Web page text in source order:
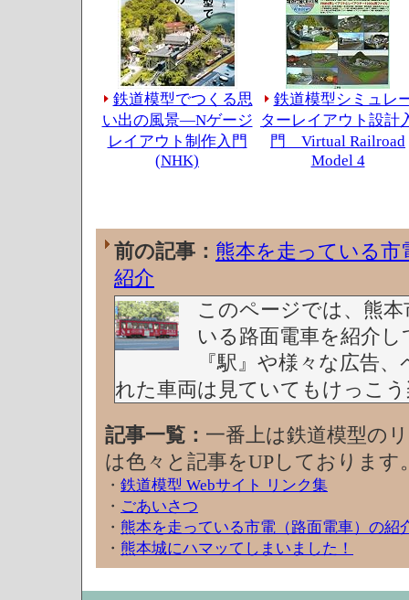
鉄道模型でつくる思
い出の風景―Nゲージ
レイアウト制作入門
(NHK)
鉄道模型シミュレ
ターレイアウト設計
門 Virtual Railroad
Model 4
前の記事： 熊本を走っている市
紹介
このページでは、熊
いる路面電車を紹介
『駅』や様々な広告
れた車両は見ていてもけっこ
記事一覧： 一番上は鉄道模型の
は色々と記事をUPしております
・ 鉄道模型 Webサイト リンク集
・ ごあいさつ
・ 熊本を走っている市電（路面電車）の紹
・ 熊本城にハマッてしまいました！